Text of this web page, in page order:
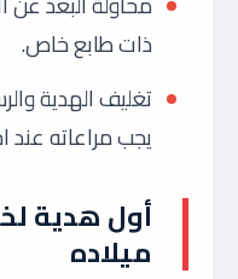
ذات طابع خاص.
تغليف الهدية
يجب مراعاته عند
أول هدية
ميلاده